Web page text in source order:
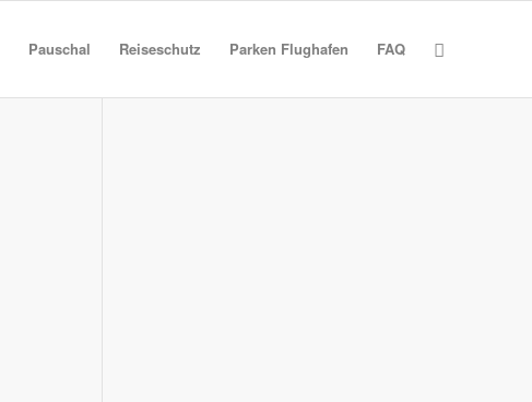
Pauschal Reiseschutz Parken Flughafen FAQ